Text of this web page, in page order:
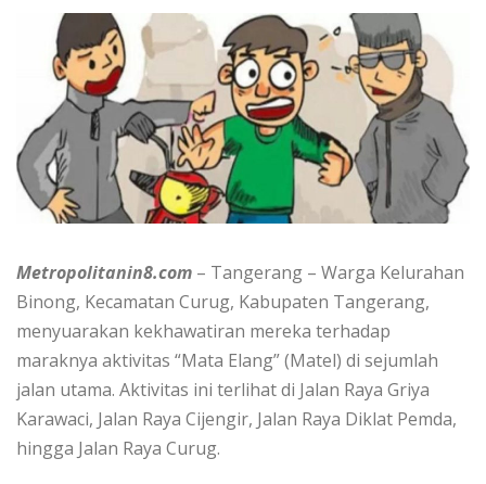
Metropolitanin8.com – Tangerang – Warga Kelurahan
Binong, Kecamatan Curug, Kabupaten Tangerang,
menyuarakan kekhawatiran mereka terhadap
maraknya aktivitas “Mata Elang” (Matel) di sejumlah
jalan utama. Aktivitas ini terlihat di Jalan Raya Griya
Karawaci, Jalan Raya Cijengir, Jalan Raya Diklat Pemda,
hingga Jalan Raya Curug.